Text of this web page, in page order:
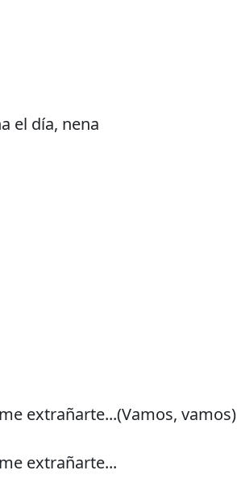
el día, nena
extrañarte...(Vamos, vamos)
extrañarte...